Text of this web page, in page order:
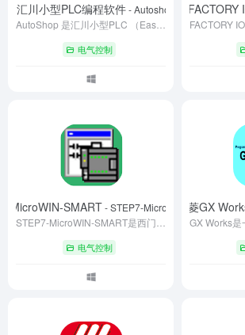
汇川小型PLC编程软件- Autoshop V4.12.0.0
电气控制
FACTORY
MicroWIN-SMART- STEP7-MicroWIN-SMART V2.8
电气控制
三菱GX